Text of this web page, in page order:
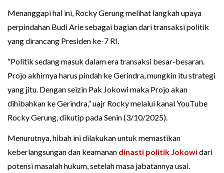
Menanggapi hal ini, Rocky Gerung melihat langkah upaya
perpindahan Budi Arie sebagai bagian dari transaksi politik
yang dirancang Presiden ke-7 RI.
“Politik sedang masuk dalam era transaksi besar-besaran.
Projo akhirnya harus pindah ke Gerindra, mungkin itu strategi
yang jitu. Dengan seizin Pak Jokowi maka Projo akan
dihibahkan ke Gerindra,” uajr Rocky melalui kanal YouTube
Rocky Gerung, dikutip pada Senin (3/10/2025).
Menurutnya, hibah ini dilakukan untuk memastikan
keberlangsungan dan keamanan dinasti politik Jokowidari
potensi masalah hukum, setelah masa jabatannya usai.